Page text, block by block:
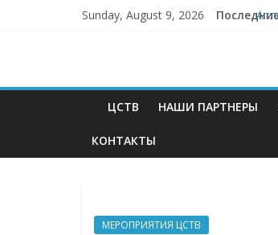
Sunday, August 9, 2026
ЦСТВ
НАШИ ПАРТНЕРЫ
КОНТАКТЫ
МЕРОПРИЯТИЯ ЦСТВ